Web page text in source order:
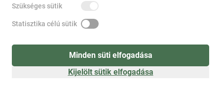
Szükséges sütik
Statisztika célú sütik
Minden süti elfogadása
Kijelölt sütik elfogadása